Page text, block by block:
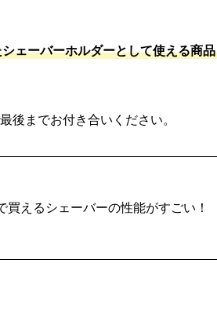
ェーバーホルダーとして使える商品
後までお付き合いください。
買えるシェーバーの性能がすごい！